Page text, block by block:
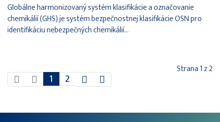
Globálne harmonizovaný systém klasifikácie a označovanie
chemikálií (GHS) je systém bezpečnostnej klasifikácie OSN pro
identifikáciu nebezpečných chemikálií...
Strana 1 z 2
1 2